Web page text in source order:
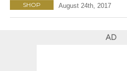
SHOP August 24th, 2017
AD